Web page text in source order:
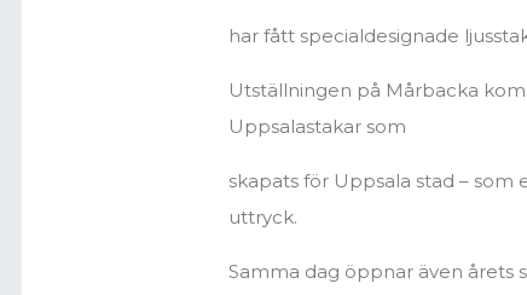
har fått specialdesignade
Utställningen på Mårbacka
Uppsalastakar som
skapats för Uppsala stad – som
uttryck.
Samma dag öppnar även årets